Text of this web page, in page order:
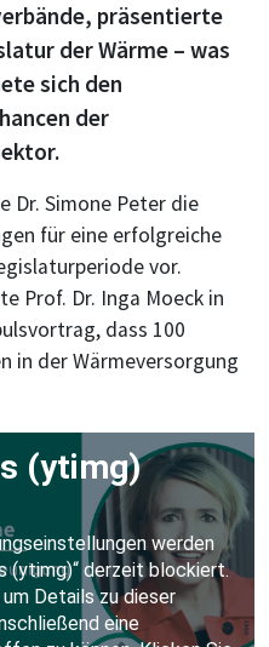
präsentierte
der Wärme – was
sich den
der
Dr. Simone Peter die
für eine erfolgreiche
vor.
Prof. Dr. Inga Moeck in
dass 100
in der Wärmeversorgung